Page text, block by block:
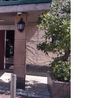
売りたい
空間デザイン事例
6つの強み